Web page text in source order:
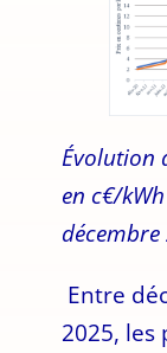
Évolution
en c€/
décembre
Entre
2025,